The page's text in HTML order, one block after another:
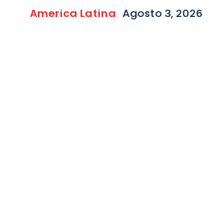
America Latina Agosto 3, 2026